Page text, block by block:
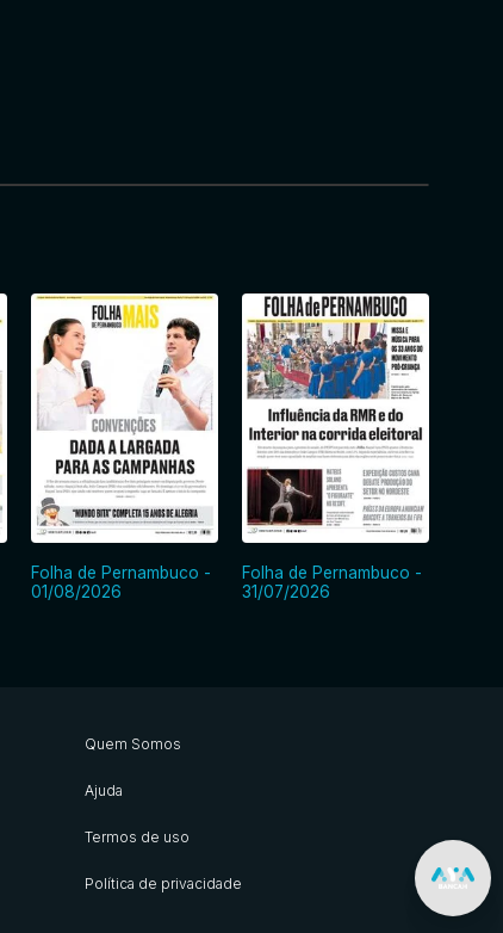
Folha de Pernambuco -
01/08/2026
Folha de Pernambuco -
31/07/2026
Quem Somos
Ajuda
Termos de uso
Política de privacidade